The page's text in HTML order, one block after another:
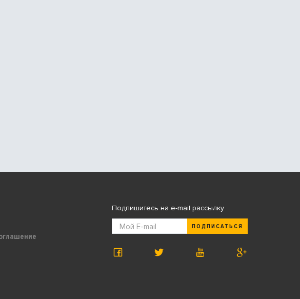
Подпишитесь на e-mail рассылку
ПОДПИСАТЬСЯ